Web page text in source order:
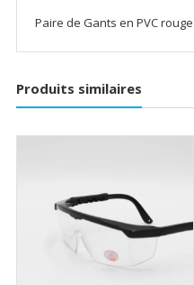
Paire de Gants en PVC rouge
Produits similaires